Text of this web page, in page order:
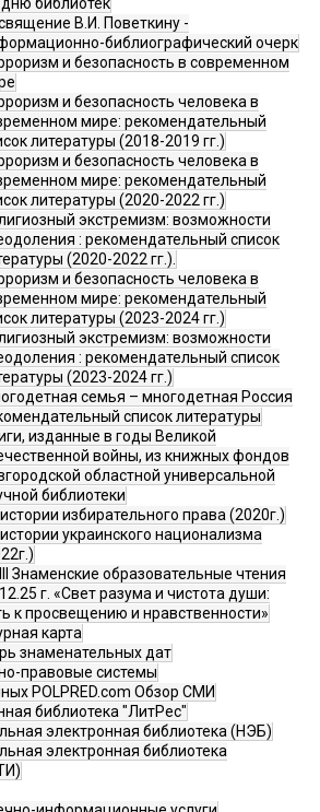
библиотек
В.И. Поветкину -
библиографический очерк
и безопасность в современном
и безопасность человека в
мире: рекомендательный
литературы (2018-2019 гг.)
и безопасность человека в
мире: рекомендательный
литературы (2020-2022 гг.)
экстремизм: возможности
: рекомендательный список
(2020-2022 гг.).
и безопасность человека в
мире: рекомендательный
литературы (2023-2024 гг.)
экстремизм: возможности
: рекомендательный список
(2023-2024 гг.)
семья – многодетная Россия
список литературы
изданные в годы Великой
войны, из книжных фондов
областной универсальной
библиотеки
избирательного права (2020г.)
украинского национализма
Знаменские образовательные чтения
г. «Свет разума и чистота души:
к просвещению и нравственности»
карта
знаменательных дат
правовые системы
POLPRED.com Обзор СМИ
библиотека "ЛитРес"
электронная библиотека (НЭБ)
электронная библиотека